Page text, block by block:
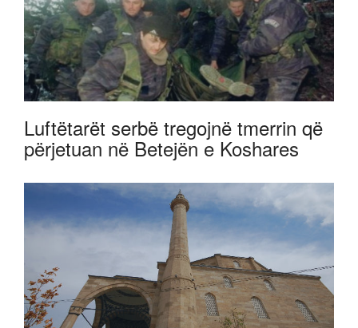
Luftëtarët serbë tregojnë tmerrin që
përjetuan në Betejën e Koshares